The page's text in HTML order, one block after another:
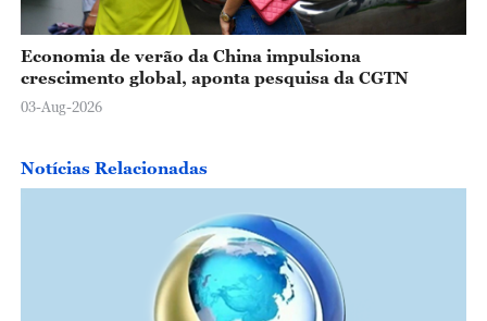
Economia de verão da China impulsiona
crescimento global, aponta pesquisa da CGTN
03-Aug-2026
Notícias Relacionadas